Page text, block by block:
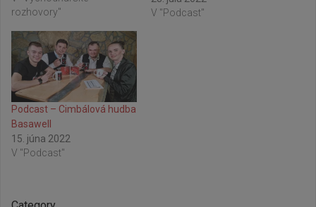
rozhovory"
V "Podcast"
Podcast – Cimbálová hudba
Basawell
15. júna 2022
V "Podcast"